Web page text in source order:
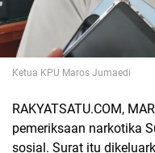
Ketua KPU Maros Jumaedi
RAKYATSATU.COM,
pemeriksaan narkotika
sosial. Surat itu